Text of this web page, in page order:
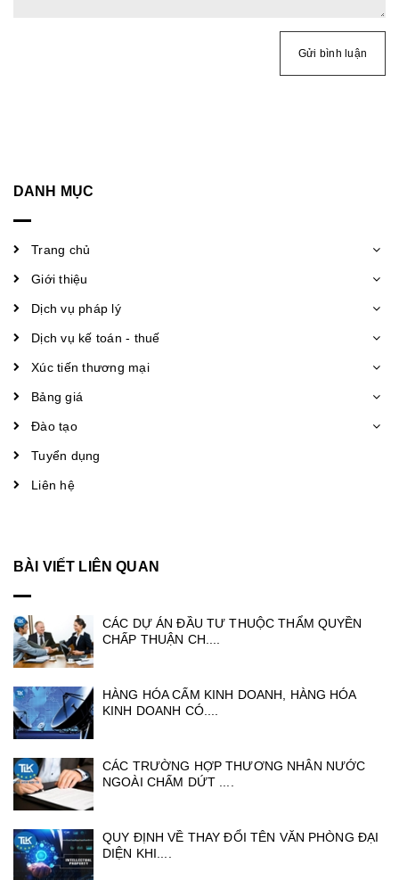
Gửi bình luận
DANH MỤC
Trang chủ
Giới thiệu
Dịch vụ pháp lý
Dịch vụ kế toán - thuế
Xúc tiến thương mại
Bảng giá
Đào tạo
Tuyển dụng
Liên hệ
BÀI VIẾT LIÊN QUAN
CÁC DỰ ÁN ĐẦU TƯ THUỘC THẨM QUYỀN
CHẤP THUẬN CH....
HÀNG HÓA CẤM KINH DOANH, HÀNG HÓA
KINH DOANH CÓ....
CÁC TRƯỜNG HỢP THƯƠNG NHÂN NƯỚC
NGOÀI CHẤM DỨT ....
QUY ĐỊNH VỀ THAY ĐỔI TÊN VĂN PHÒNG ĐẠI
DIỆN KHI....